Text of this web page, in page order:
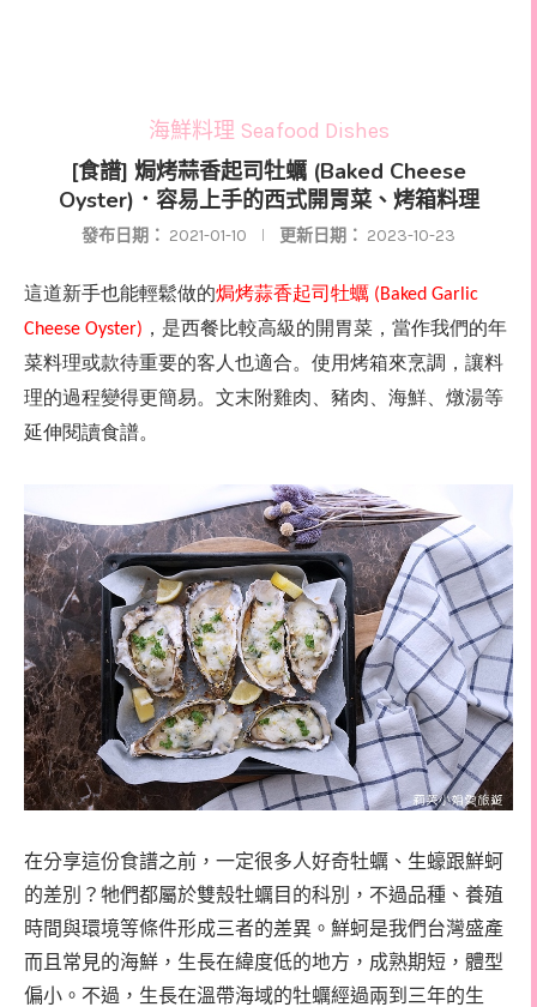
海鮮料理 Seafood Dishes
[食譜] 焗烤蒜香起司牡蠣 (Baked Cheese
Oyster)．容易上手的西式開胃菜、烤箱料理
發布日期： 2021-01-10 更新日期： 2023-10-23
這道新手也能輕鬆做的焗烤蒜香起司牡蠣 (Baked Garlic
Cheese Oyster) ，是西餐比較高級的開胃菜，當作我們的年
菜料理或款待重要的客人也適合。使用烤箱來烹調，讓料
理的過程變得更簡易。文末附雞肉、豬肉、海鮮、燉湯等
延伸閱讀食譜。
在分享這份食譜之前，一定很多人好奇牡蠣、生蠔跟鮮蚵
的差別？牠們都屬於雙殼牡蠣目的科別，不過品種、養殖
時間與環境等條件形成三者的差異。鮮蚵是我們台灣盛產
而且常見的海鮮，生長在緯度低的地方，成熟期短，體型
偏小。不過，生長在溫帶海域的牡蠣經過兩到三年的生